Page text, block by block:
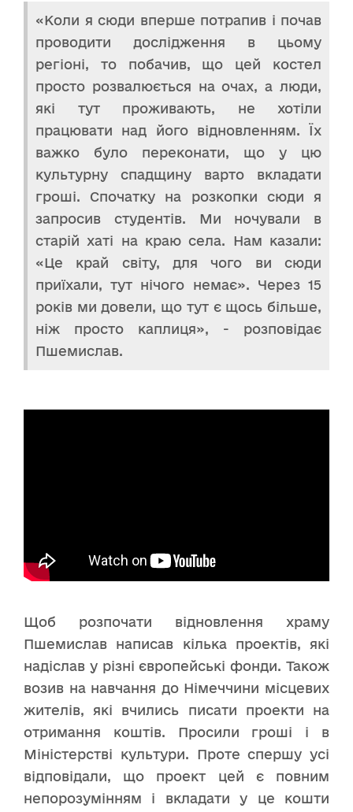
«Коли я сюди вперше потрапив і почав
проводити дослідження в цьому
регіоні, то побачив, що цей костел
просто розвалюється на очах, а люди,
які тут проживають, не хотіли
працювати над його відновленням. Їх
важко було переконати, що у цю
культурну спадщину варто вкладати
гроші. Спочатку на розкопки сюди я
запросив студентів. Ми ночували в
старій хаті на краю села. Нам казали:
«Це край світу, для чого ви сюди
приїхали, тут нічого немає». Через 15
років ми довели, що тут є щось більше,
ніж просто каплиця», - розповідає
Пшемислав.
Щоб розпочати відновлення храму
Пшемислав написав кілька проектів, які
надіслав у різні європейські фонди. Також
возив на навчання до Німеччини місцевих
жителів, які вчились писати проекти на
отримання коштів. Просили гроші і в
Міністерстві культури. Проте спершу усі
відповідали, що проект цей є повним
непорозумінням і вкладати у це кошти